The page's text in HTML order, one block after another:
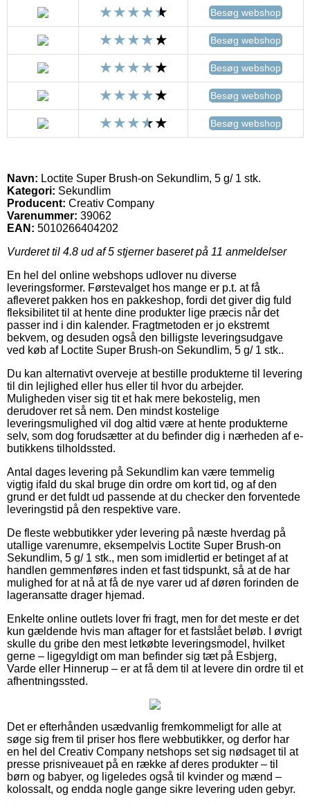
Besøg webshop
Besøg webshop
Besøg webshop
Besøg webshop
Besøg webshop
Navn: Loctite Super Brush-on Sekundlim, 5 g/ 1 stk.
Kategori: Sekundlim
Producent: Creativ Company
Varenummer: 39062
EAN: 5010266404202
Vurderet til 4.8 ud af 5 stjerner baseret på 11 anmeldelser
En hel del online webshops udlover nu diverse
leveringsformer. Førstevalget hos mange er p.t. at få
afleveret pakken hos en pakkeshop, fordi det giver dig fuld
fleksibilitet til at hente dine produkter lige præcis når det
passer ind i din kalender. Fragtmetoden er jo ekstremt
bekvem, og desuden også den billigste leveringsudgave
ved køb af Loctite Super Brush-on Sekundlim, 5 g/ 1 stk..
Du kan alternativt overveje at bestille produkterne til levering
til din lejlighed eller hus eller til hvor du arbejder.
Muligheden viser sig tit et hak mere bekostelig, men
derudover ret så nem. Den mindst kostelige
leveringsmulighed vil dog altid være at hente produkterne
selv, som dog forudsætter at du befinder dig i nærheden af e-
butikkens tilholdssted.
Antal dages levering på Sekundlim kan være temmelig
vigtig ifald du skal bruge din ordre om kort tid, og af den
grund er det fuldt ud passende at du checker den forventede
leveringstid på den respektive vare.
De fleste webbutikker yder levering på næste hverdag på
utallige varenumre, eksempelvis Loctite Super Brush-on
Sekundlim, 5 g/ 1 stk., men som imidlertid er betinget af at
handlen gemmenføres inden et fast tidspunkt, så at de har
mulighed for at nå at få de nye varer ud af døren forinden de
lageransatte drager hjemad.
Enkelte online outlets lover fri fragt, men for det meste er det
kun gældende hvis man aftager for et fastslået beløb. I øvrigt
skulle du gribe den mest letkøbte leveringsmodel, hvilket
gerne – ligegyldigt om man befinder sig tæt på Esbjerg,
Varde eller Hinnerup – er at få dem til at levere din ordre til et
afhentningssted.
Det er efterhånden usædvanlig fremkommeligt for alle at
søge sig frem til priser hos flere webbutikker, og derfor har
en hel del Creativ Company netshops set sig nødsaget til at
presse prisniveauet på en række af deres produkter – til
børn og babyer, og ligeledes også til kvinder og mænd –
kolossalt, og endda nogle gange sikre levering uden gebyr.